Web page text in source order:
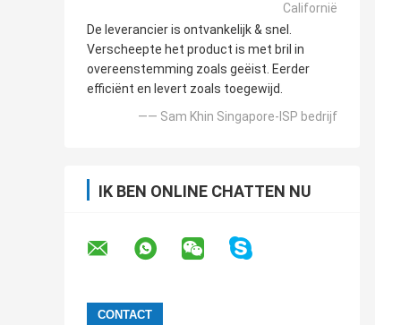
Californië
De leverancier is ontvankelijk & snel.
Verscheepte het product is met bril in
overeenstemming zoals geëist. Eerder
efficiënt en levert zoals toegewijd.
—— Sam Khin Singapore-ISP bedrijf
IK BEN ONLINE CHATTEN NU